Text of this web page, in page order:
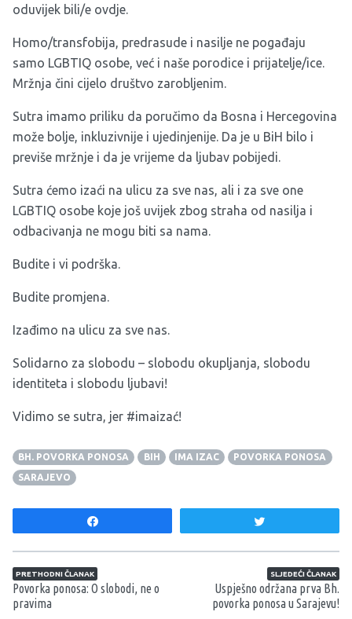
oduvijek bili/e ovdje.
Homo/transfobija, predrasude i nasilje ne pogađaju
samo LGBTIQ osobe, već i naše porodice i prijatelje/ice.
Mržnja čini cijelo društvo zarobljenim.
Sutra imamo priliku da poručimo da Bosna i Hercegovina
može bolje, inkluzivnije i ujedinjenije. Da je u BiH bilo i
previše mržnje i da je vrijeme da ljubav pobijedi.
Sutra ćemo izaći na ulicu za sve nas, ali i za sve one
LGBTIQ osobe koje još uvijek zbog straha od nasilja i
odbacivanja ne mogu biti sa nama.
Budite i vi podrška.
Budite promjena.
Izađimo na ulicu za sve nas.
Solidarno za slobodu – slobodu okupljanja, slobodu
identiteta i slobodu ljubavi!
Vidimo se sutra, jer #imaizać!
BH. POVORKA PONOSA BIH IMA IZAC
POVORKA PONOSA
SARAJEVO
Navigacija članaka
PRETHODNI ČLANAK
Povorka ponosa: O slobodi, ne o
pravima
SLJEDEĆI ČLANAK
Uspješno održana prva Bh.
povorka ponosa u Sarajevu!